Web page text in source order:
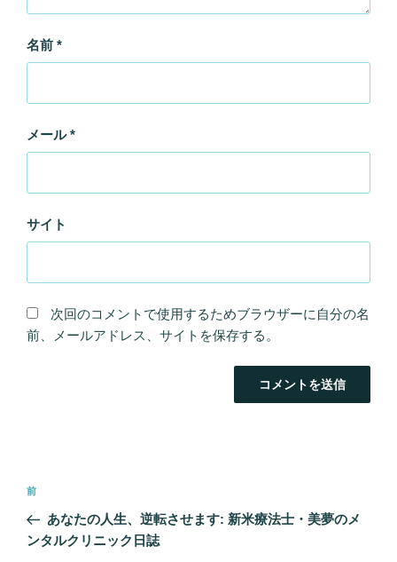
名前 *
メール*
サイト
次回のコメントで使用するためブラウザーに自分の名
前、メールアドレス、サイトを保存する。
ナ
ビ
前
の
投
前
あなたの人生、逆転させます: 新米療法士・美夢のメ
ンタルクリニック日誌